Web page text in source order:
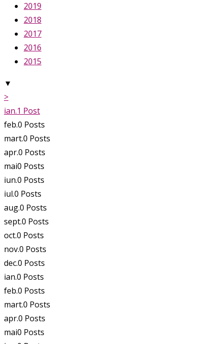
2019
2018
2017
2016
2015
▼
>
ian.1 Post
feb.0 Posts
mart.0 Posts
apr.0 Posts
mai0 Posts
iun.0 Posts
iul.0 Posts
aug.0 Posts
sept.0 Posts
oct.0 Posts
nov.0 Posts
dec.0 Posts
ian.0 Posts
feb.0 Posts
mart.0 Posts
apr.0 Posts
mai0 Posts